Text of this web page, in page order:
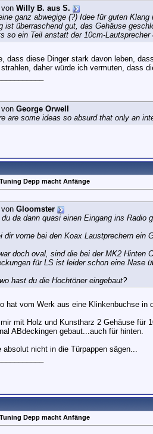
Willy B. aus S.
ganz abwegige (?) Idee für guten
ist überraschend gut, das Gehäuse
so ein Teil anstatt der 10cm-
dass diese Dinger stark davon leben,
strahlen, daher würde ich vermuten, dass
George Orwell
are some ideas so absurd that only an
Depp macht Anfänge
Gloomster
da dann quasi einen Eingang ins Radio
dir vorne bei den Koax Laustprechern ein
doch oval, sind die bei der MK2 Hinten
für LS ist leider schon eine Nase
hast du die Hochtöner eingebaut?
hat vom Werk aus eine Klinkenbuchse
mir mit Holz und Kunstharz 2 Gehäuse für
ABdeckingen gebaut...auch für hinten.
absolut nicht in die Türpappen sägen...
Depp macht Anfänge